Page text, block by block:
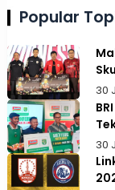
Popular
30
30